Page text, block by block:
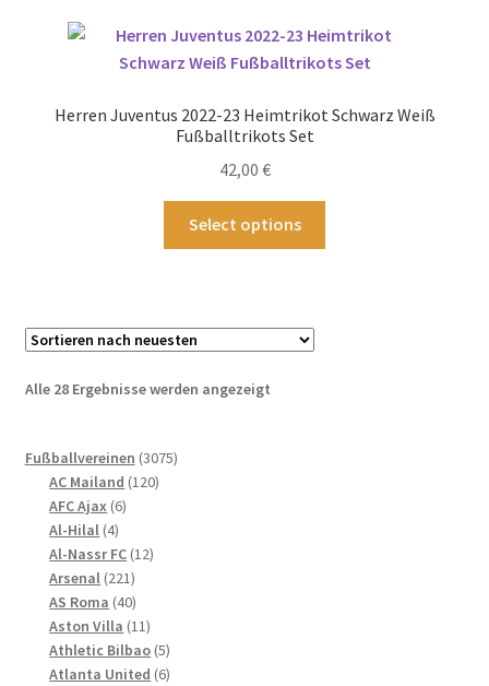
auf.
Die
können
Produktseite
Herren Juventus 2022-23 Heimtrikot Schwarz Weiß
Fußballtrikots Set
42,00 €
Select options
Alle 28 Ergebnisse werden angezeigtNach
Fußballvereinen 30753075
AC Mailand 120120
AFC Ajax 66
Al-Hilal 44
Produkte
Al-Nassr FC 1212
Arsenal 221221
Produkte
AS Roma 4040
Produkte
Aston Villa 1111
Produkte
Athletic Bilbao 55
Produkte
Atlanta United 66